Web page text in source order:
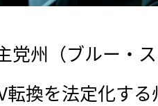
党州（ブルー・
転換を法定化す